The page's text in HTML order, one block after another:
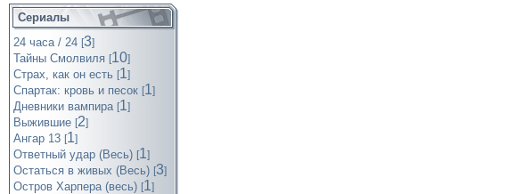
Сериалы
24 часа / 24 [3]
Тайны Смолвиля [10]
Страх, как он есть [1]
Спартак: кровь и песок [1]
Дневники вампира [1]
Выжившие [2]
Ангар 13 [1]
Ответный удар (Весь) [1]
Остаться в живых (Весь) [3]
Остров Харпера (весь) [1]